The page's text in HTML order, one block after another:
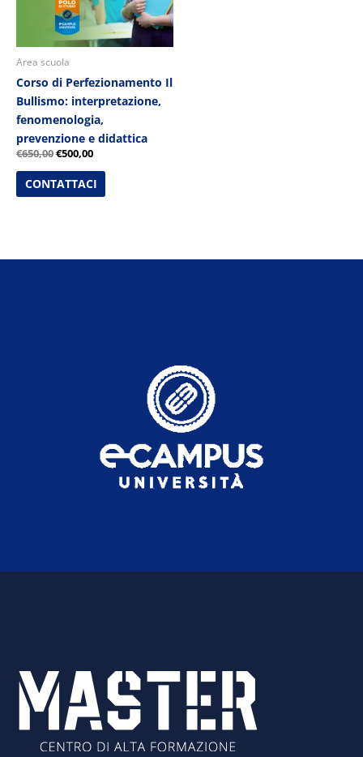
Area scuola
Corso di Perfezionamento Il
Bullismo: interpretazione,
fenomenologia,
prevenzione e didattica
€650,00€500,00
CONTATTACI